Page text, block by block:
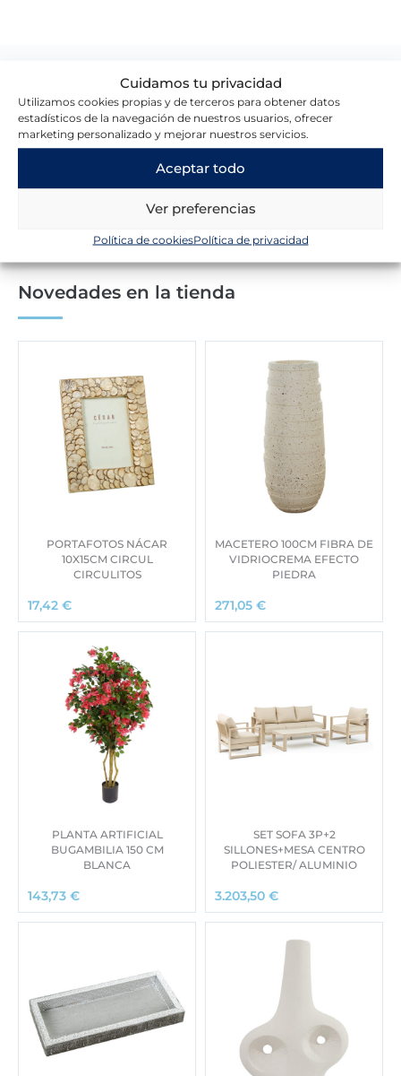
Cuidamos tu privacidad
Utilizamos cookies propias y de terceros para obtener datos
estadísticos de la navegación de nuestros usuarios, ofrecer
marketing personalizado y mejorar nuestros servicios.
Aceptar todo
Ver preferencias
Política de cookiesPolítica de privacidad
Lo que dicen nuestros clientes
Escribir una reseña
Novedades en la tienda
PORTAFOTOS NÁCAR
10X15CM CIRCUL
CIRCULITOS
17,42 €
MACETERO 100CM FIBRA DE
VIDRIOCREMA EFECTO
PIEDRA
271,05 €
PLANTA ARTIFICIAL
BUGAMBILIA 150 CM
BLANCA
143,73 €
SET SOFA 3P+2
SILLONES+MESA CENTRO
POLIESTER/ ALUMINIO
3.203,50 €